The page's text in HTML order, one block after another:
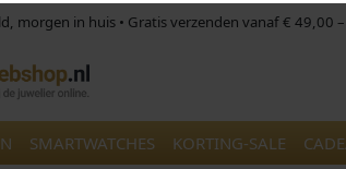
morgen in huis • Gratis verzenden vanaf € 49,00
SMARTWATCHES KORTING-SALE